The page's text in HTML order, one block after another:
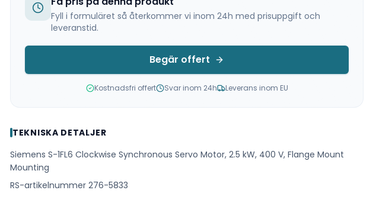
Fyll i formuläret så återkommer vi inom 24h med prisuppgift och
leveranstid.
Begär offert
Kostnadsfri offert Svar inom 24h Leverans inom EU
TEKNISKA DETALJER
Siemens S-1FL6 Clockwise Synchronous Servo Motor, 2.5 kW, 400 V, Flange Mount
Mounting
RS-artikelnummer 276-5833